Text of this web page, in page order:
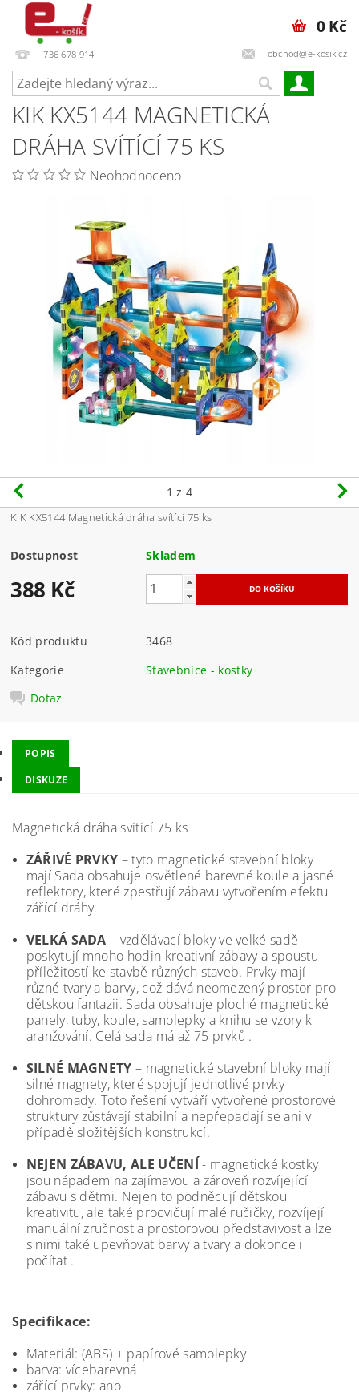
736 678 914 obchod@e-kosik.cz
0 Kč
KIK KX5144 MAGNETICKÁ
DRÁHA SVÍTÍCÍ 75 KS
Neohodnoceno
1 z 4
KIK KX5144 Magnetická dráha svítící 75 ks
Dostupnost Skladem
388 Kč
Kód produktu
3468
Kategorie
Stavebnice - kostky
Dotaz
POPIS
DISKUZE
Magnetická dráha svítící 75 ks
ZÁŘIVÉ PRVKY – tyto magnetické stavební bloky
mají Sada obsahuje osvětlené barevné koule a jasné
reflektory, které zpestřují zábavu vytvořením efektu
zářící dráhy.
VELKÁ SADA– vzdělávací bloky ve velké sadě
poskytují mnoho hodin kreativní zábavy a spoustu
příležitostí ke stavbě různých staveb. Prvky mají
různé tvary a barvy, což dává neomezený prostor pro
dětskou fantazii. Sada obsahuje ploché magnetické
panely, tuby, koule, samolepky a knihu se vzory k
aranžování. Celá sada má až 75 prvků .
SILNÉ MAGNETY – magnetické stavební bloky mají
silné magnety, které spojují jednotlivé prvky
dohromady. Toto řešení vytváří vytvořené prostorové
struktury zůstávají stabilní a nepřepadají se ani v
případě složitějších konstrukcí.
NEJEN ZÁBAVU, ALE UČENÍ - magnetické kostky
jsou nápadem na zajímavou a zároveň rozvíjející
zábavu s dětmi. Nejen to podněcují dětskou
kreativitu, ale také procvičují malé ručičky, rozvíjejí
manuální zručnost a prostorovou představivost a lze
s nimi také upevňovat barvy a tvary a dokonce i
počítat .
Specifikace:
Materiál: (ABS) + papírové samolepky
barva: vícebarevná
zářící prvky: ano